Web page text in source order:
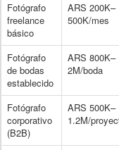
Fotógrafo
freelance
básico
ARS 200K–
500K/mes
Fotógrafo
de bodas
establecido
ARS 800K–
2M/boda
Fotógrafo
corporativo
(B2B)
ARS 500K–
1.2M/